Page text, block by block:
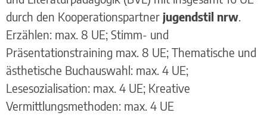
durch den Kooperationspartner jugendstil nrw.
Erzählen: max. 8 UE; Stimm- und
Präsentationstraining max. 8 UE; Thematische und
ästhetische Buchauswahl: max. 4 UE;
Lesesozialisation: max. 4 UE; Kreative
Vermittlungsmethoden: max. 4 UE